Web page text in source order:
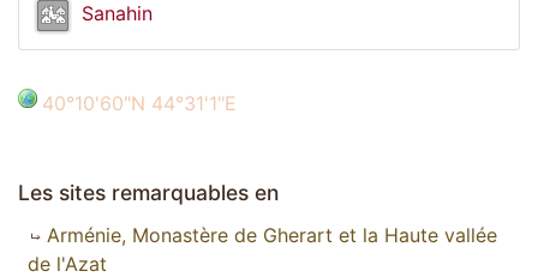
Sanahin
40°10'60"N 44°31'1"E
Les sites remarquables en
Arménie, Monastère de Gherart et la Haute vallée
de l'Azat